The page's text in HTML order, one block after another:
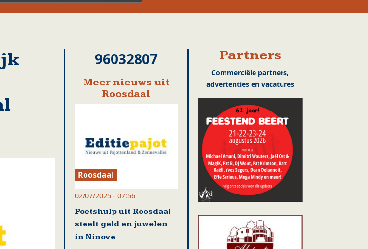
96032807
Meer nieuws uit
Roosdaal
Roosdaal
02/07/2025 - 07:56
Poetshulp uit Roosdaal
steelt geld en juwelen
in Ninove
Partners
Commerciële partners,
advertenties en vacatures